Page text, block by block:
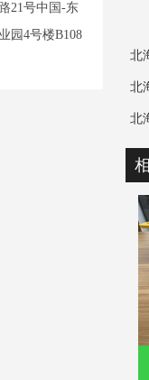
21号中国-东
园4号楼B108
北
北
北